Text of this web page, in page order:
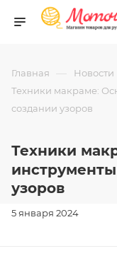
Главная — Новости
Техники макраме:
создании узоров
Техники
узоров
5 января 2024